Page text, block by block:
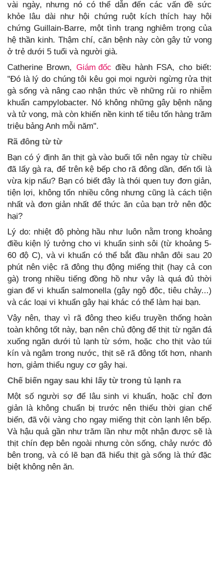
vài ngày, nhưng nó có thể dẫn đến các vấn đề sức
khỏe lâu dài như hội chứng ruột kích thích hay hội
chứng Guillain-Barre, một tình trạng nghiêm trọng của
hệ thần kinh. Thậm chí, căn bệnh này còn gây tử vong
ở trẻ dưới 5 tuổi và người già.
Catherine Brown, Giám đốc điều hành FSA, cho biết:
"Đó là lý do chúng tôi kêu gọi mọi người ngừng rửa thịt
gà sống và nâng cao nhận thức về những rủi ro nhiễm
khuẩn campylobacter. Nó không những gây bệnh nặng
và tử vong, mà còn khiến nền kinh tế tiêu tốn hàng trăm
triệu bảng Anh mỗi năm".
Rã đông từ từ
Bạn có ý định ăn thịt gà vào buổi tối nên ngay từ chiều
đã lấy gà ra, để trên kệ bếp cho rã đông dần, đến tối là
vừa kịp nấu? Bạn có biết đây là thói quen tuy đơn giản,
tiện lợi, không tốn nhiều công nhưng cũng là cách tiện
nhất và đơn giản nhất để thức ăn của bạn trở nên độc
hại?
Lý do: nhiệt độ phòng hầu như luôn nằm trong khoảng
điều kiện lý tưởng cho vi khuẩn sinh sôi (từ khoảng 5-
60 độ C), và vi khuẩn có thể bắt đầu nhân đôi sau 20
phút nên việc rã đông thụ động miếng thịt (hay cả con
gà) trong nhiều tiếng đồng hồ như vậy là quá đủ thời
gian để vi khuẩn salmonella (gây ngộ độc, tiêu chảy...)
và các loại vi khuẩn gây hại khác có thể làm hại bạn.
Vậy nên, thay vì rã đông theo kiểu truyền thống hoàn
toàn không tốt này, bạn nên chủ động để thịt từ ngăn đá
xuống ngăn dưới tủ lạnh từ sớm, hoặc cho thịt vào túi
kín và ngâm trong nước, thịt sẽ rã đông tốt hơn, nhanh
hơn, giảm thiểu nguy cơ gây hại.
Chế biến ngay sau khi lấy từ trong tủ lạnh ra
Một số người sợ để lâu sinh vi khuẩn, hoặc chỉ đơn
giản là không chuẩn bị trước nên thiếu thời gian chế
biến, đã vội vàng cho ngay miếng thịt còn lạnh lên bếp.
Và hậu quả gần như trăm lần như một nhận được sẽ là
thịt chín đẹp bên ngoài nhưng còn sống, chảy nước đỏ
bên trong, và có lẽ bạn đã hiểu thịt gà sống là thứ đặc
biệt không nên ăn.